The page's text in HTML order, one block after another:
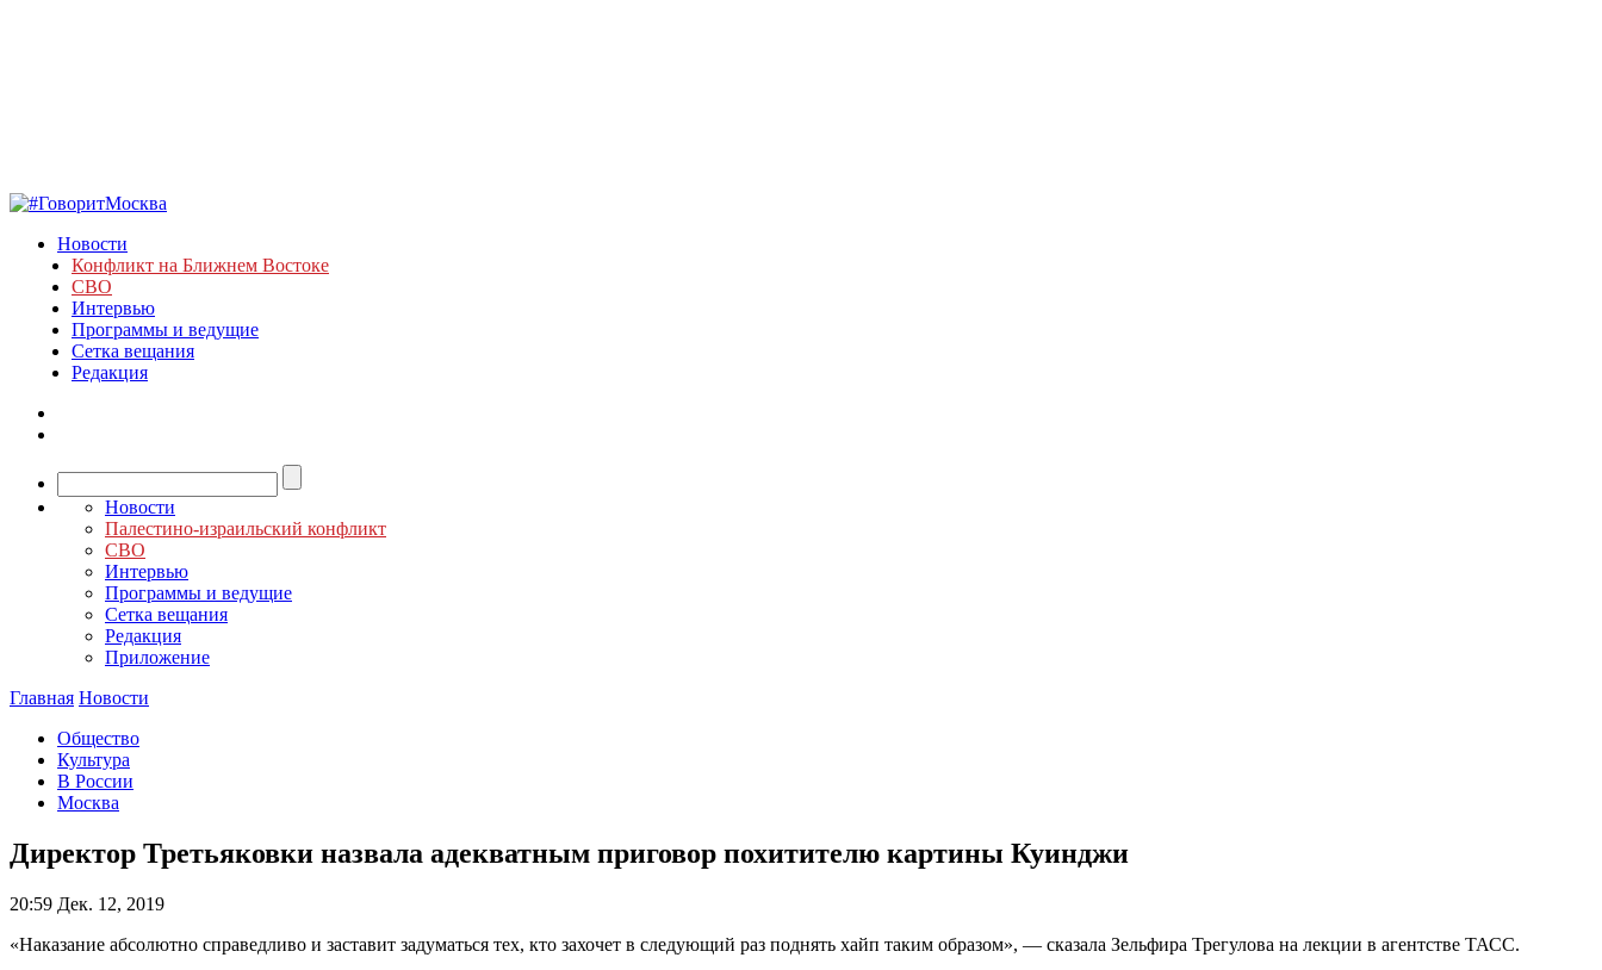
Новости
Конфликт на Ближнем Востоке
СВО
Интервью
Программы и ведущие
Сетка вещания
Редакция
Новости
Палестино-израильский конфликт
СВО
Интервью
Программы и ведущие
Сетка вещания
Редакция
Приложение
Главная Новости
Общество
Культура
В России
Москва
Директор Третьяковки назвала адекватным приговор похитителю картины Куинджи
20:59 Дек. 12, 2019
«Наказание абсолютно справедливо и заставит задуматься тех, кто захочет в следующий раз поднять хайп таким образом», — сказала Зельфира Трегулова на лекции в агентстве ТАСС.